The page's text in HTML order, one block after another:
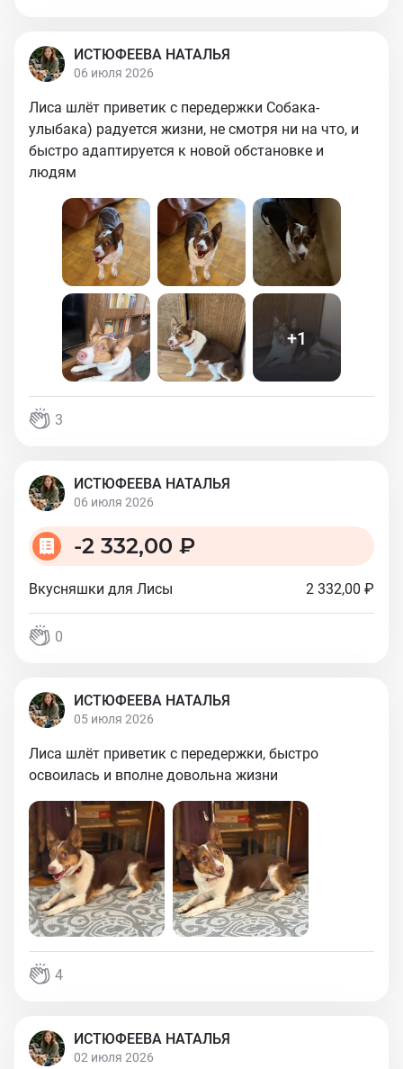
ИСТЮФЕЕВА НАТАЛЬЯ
06 июля 2026
Лиса шлёт приветик с передержки Собака-
улыбака) радуется жизни, не смотря ни на что, и
быстро адаптируется к новой обстановке и
людям
+1
3
ИСТЮФЕЕВА НАТАЛЬЯ
06 июля 2026
-2 332,00 ₽
Вкусняшки для Лисы 2 332,00 ₽
0
ИСТЮФЕЕВА НАТАЛЬЯ
05 июля 2026
Лиса шлёт приветик с передержки, быстро
освоилась и вполне довольна жизни
4
ИСТЮФЕЕВА НАТАЛЬЯ
02 июля 2026